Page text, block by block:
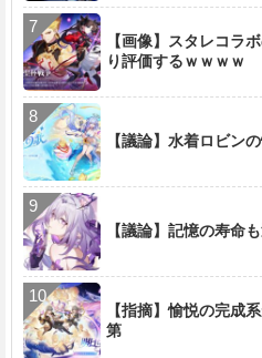
【画像】スタレコラ
り評価するｗｗｗｗ
【議論】水着ロビン
【議論】記憶の寿命
【指摘】愉悦の完成
第